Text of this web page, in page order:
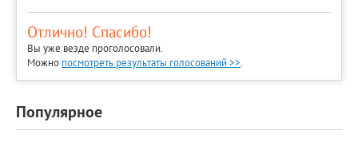
Отлично! Спасибо!
Вы уже везде проголосовали.
Можно посмотреть результаты голосований >>.
Популярное